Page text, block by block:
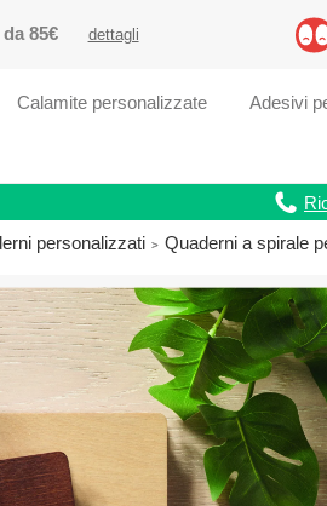
85€ dettagli
Calamite personalizzate Adesivi
personalizzati Quaderni a spirale